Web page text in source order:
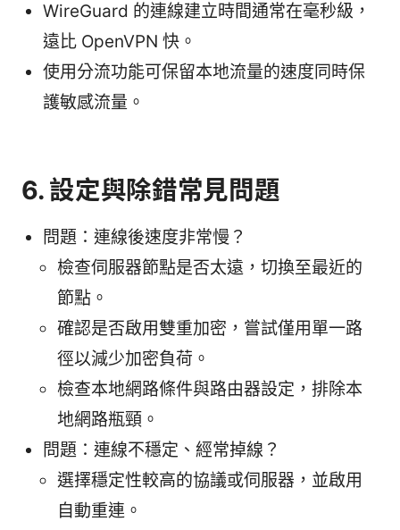
WireGuard 的連線建立時間通常在毫秒級，
遠比 OpenVPN 快。
使用分流功能可保留本地流量的速度同時保
護敏感流量。
6. 設定與除錯常見問題
問題：連線後速度非常慢？
檢查伺服器節點是否太遠，切換至最近的
節點。
確認是否啟用雙重加密，嘗試僅用單一路
徑以減少加密負荷。
檢查本地網路條件與路由器設定，排除本
地網路瓶頸。
問題：連線不穩定、經常掉線？
選擇穩定性較高的協議或伺服器，並啟用
自動重連。